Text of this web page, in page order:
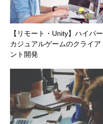
【リモート・Unity】ハイパー
カジュアルゲームのクライア
ント開発